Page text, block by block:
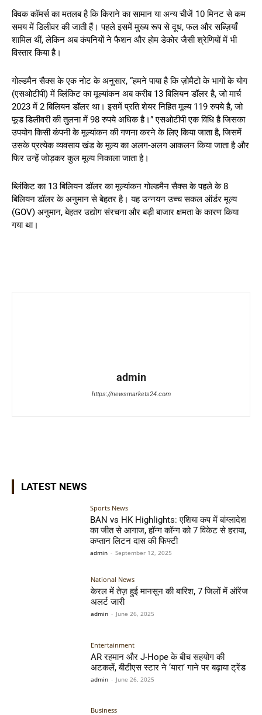
क्विक कॉमर्स का मतलब है कि किराने का सामान या अन्य चीजें 10 मिनट से कम
समय में डिलीवर की जाती हैं। पहले इसमें मुख्य रूप से दूध, फल और सब्ज़ियाँ
शामिल थीं, लेकिन अब कंपनियों ने फैशन और होम डेकोर जैसी श्रेणियों में भी
विस्तार किया है।
गोल्डमैन सैक्स के एक नोट के अनुसार, “हमने पाया है कि ज़ोमैटो के भागों के योग
(एसओटीपी) में ब्लिंकिट का मूल्यांकन अब करीब 13 बिलियन डॉलर है, जो मार्च
2023 में 2 बिलियन डॉलर था। इसमें प्रति शेयर निहित मूल्य 119 रुपये है, जो
फूड डिलीवरी की तुलना में 98 रुपये अधिक है।” एसओटीपी एक विधि है जिसका
उपयोग किसी कंपनी के मूल्यांकन की गणना करने के लिए किया जाता है, जिसमें
उसके प्रत्येक व्यवसाय खंड के मूल्य का अलग-अलग आकलन किया जाता है और
फिर उन्हें जोड़कर कुल मूल्य निकाला जाता है।
ब्लिंकिट का 13 बिलियन डॉलर का मूल्यांकन गोल्डमैन सैक्स के पहले के 8
बिलियन डॉलर के अनुमान से बेहतर है। यह उन्नयन उच्च सकल ऑर्डर मूल्य
(GOV) अनुमान, बेहतर उद्योग संरचना और बड़ी बाजार क्षमता के कारण किया
गया था।
admin
https://newsmarkets24.com
LATEST NEWS
Sports News
BAN vs HK Highlights: एशिया कप में बांग्लादेश
का जीत से आगाज, हॉन्ग कॉन्ग को 7 विकेट से हराया,
कप्तान लिटन दास की फिफ्टी
admin - September 12, 2025
National News
केरल में तेज़ हुई मानसून की बारिश, 7 जिलों में ऑरेंज
अलर्ट जारी
admin - June 26, 2025
Entertainment
AR रहमान और J-Hope के बीच सहयोग की
अटकलें, बीटीएस स्टार ने ‘यारा’ गाने पर बढ़ाया ट्रेंड
admin - June 26, 2025
Business